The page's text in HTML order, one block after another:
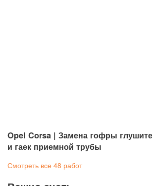
Opel Corsa | Замена гофры
и гаек приемной трубы
Смотреть все 48 работ